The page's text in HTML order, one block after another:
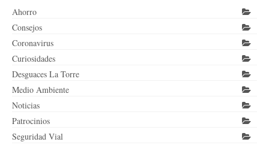
Ahorro
Consejos
Coronavirus
Curiosidades
Desguaces La Torre
Medio Ambiente
Noticias
Patrocinios
Seguridad Vial